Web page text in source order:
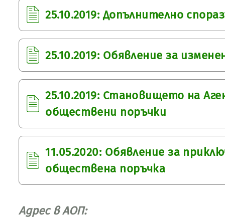
25.10.2019: Допълнително
25.10.2019: Обявление за
25.10.2019: Становището на
обществени поръчки
11.05.2020: Обявление за
обществена поръчка
Адрес в АОП: